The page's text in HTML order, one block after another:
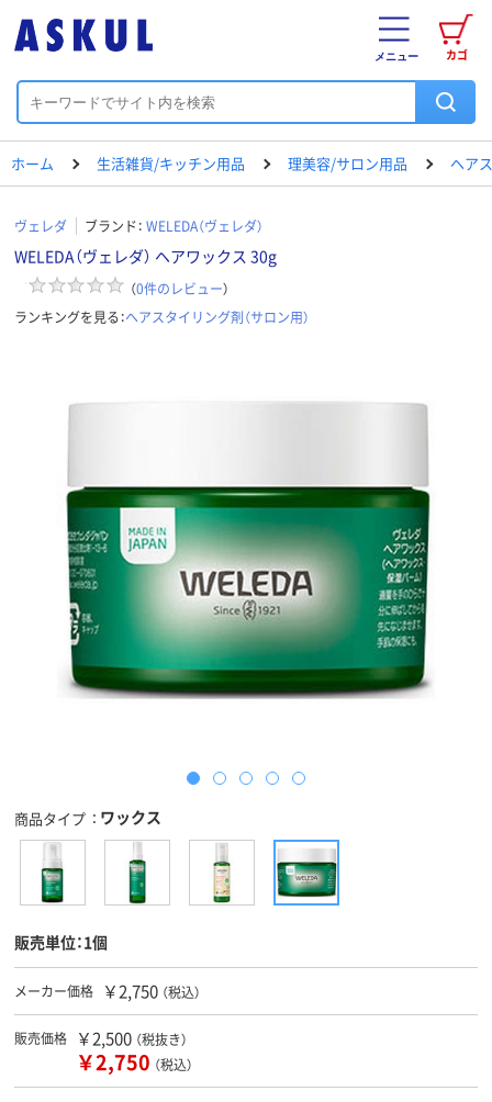
カゴ
メニュー
ホーム 生活雑貨/キッチン用品 理美容/サロン用品 ヘア
ヴェレダ ブランド： WELEDA（ヴェレダ）
WELEDA（ヴェレダ） ヘアワックス 30g
（0件のレビュー）
ランキングを見る：ヘアスタイリング剤（サロン用）
商品タイプ ワックス
販売単位：1個
メーカー価格 ￥2,750 （税込）
販売価格 ￥2,500 （税抜き）
￥2,750 （税込）